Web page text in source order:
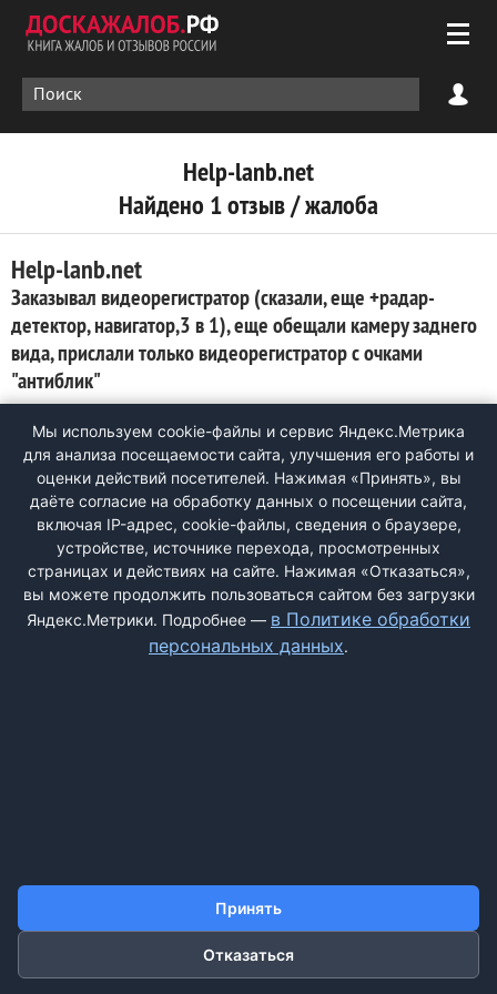
Help-lanb.net
Найдено 1 отзыв / жалоба
Help-lanb.net
Заказывал видеорегистратор (сказали, еще +радар-
детектор, навигатор,3 в 1), еще обещали камеру заднего
вида, прислали только видеорегистратор с очками
"антиблик"
Обещали, что видеорегистратор будет еще с функциями
антирадара, навигатора, в подарок будет капера заднего
вида и очки "антиблик", но прислали зеркало с функциями
только видеорегистратора и очки "антиблик". Отказываюсь
от такого прибора. ...
ДОБАВИТЬ ЖАЛОБУ
©2011-2026 ДОСКАЖАЛОБ.РФ
Мы используем cookie-файлы и сервис Яндекс.Метрика
для анализа посещаемости сайта, улучшения его работы и
оценки действий посетителей. Нажимая «Принять», вы
даёте согласие на обработку данных о посещении сайта,
включая IP-адрес, cookie-файлы, сведения о браузере,
устройстве, источнике перехода, просмотренных
страницах и действиях на сайте. Нажимая «Отказаться»,
вы можете продолжить пользоваться сайтом без загрузки
Яндекс.Метрики. Подробнее — в Политике обработки
персональных данных.
Принять
Отказаться